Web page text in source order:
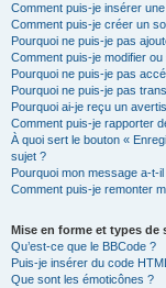
Comment puis-je insérer
Comment puis-je créer un
Pourquoi ne puis-je pas
Comment puis-je modifier
Pourquoi ne puis-je pas
Pourquoi ne puis-je pas
Pourquoi ai-je reçu un
Comment puis-je rapporter
À quoi sert le bouton «
sujet ?
Pourquoi mon message a-t-
Comment puis-je remonter
Mise en forme et types de
Qu’est-ce que le BBCode ?
Puis-je insérer du code
Que sont les émoticônes ?